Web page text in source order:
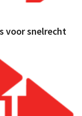
voor snelrecht